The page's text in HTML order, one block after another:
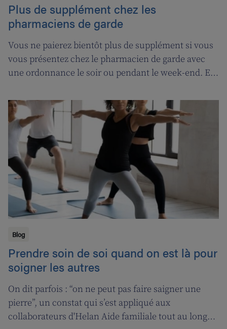
Plus de supplément chez les
pharmaciens de garde
Vous ne paierez bientôt plus de supplément si vous
vous présentez chez le pharmacien de garde avec
une ordonnance le soir ou pendant le week-end. En
sera introduite pour les pharmaciens de garde.
Blog
Prendre soin de soi quand on est là pour
soigner les autres
On dit parfois : “on ne peut pas faire saigner une
pierre”, un constat qui s’est appliqué aux
collaborateurs d'Helan Aide familiale tout au long